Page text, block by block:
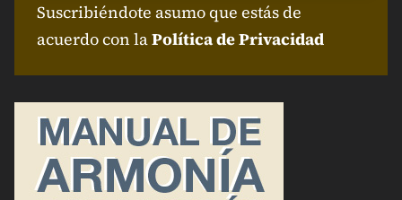
Suscribiéndote asumo que estás de
acuerdo con laPolítica de Privacidad